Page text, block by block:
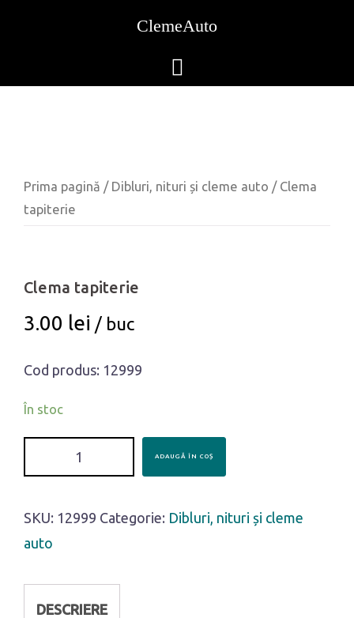
ClemeAuto
Prima pagină / Dibluri, nituri și cleme auto / Clema
tapiterie
Clema tapiterie
3.00 lei / buc
Cod produs: 12999
În stoc
Cantitate
Clema
ADAUGĂ ÎN COȘ
SKU: 12999 Categorie: Dibluri, nituri și cleme
auto
DESCRIERE